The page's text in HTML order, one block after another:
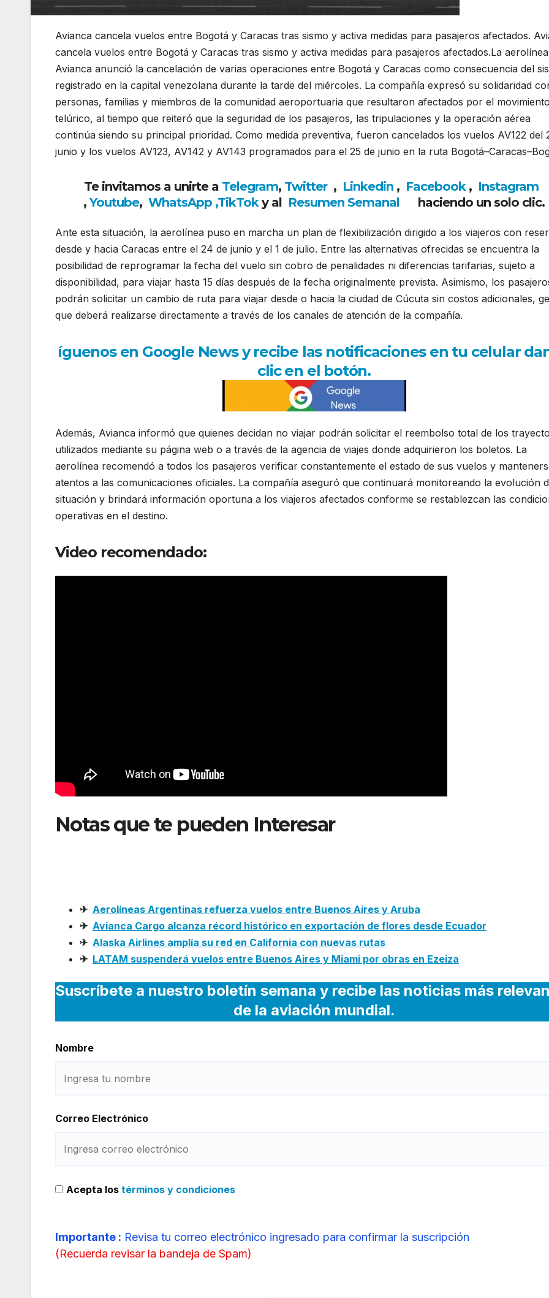
Avianca cancela vuelos entre Bogotá y Caracas tras sismo y activa medidas para pasajeros afectados.
cancela vuelos entre Bogotá y Caracas tras sismo y activa medidas para pasajeros afectados.La aerolínea
Avianca anunció la cancelación de varias operaciones entre Bogotá y Caracas como consecuencia del
registrado en la capital venezolana durante la tarde del miércoles. La compañía expresó su solidaridad
personas, familias y miembros de la comunidad aeroportuaria que resultaron afectados por el movimiento
telúrico, al tiempo que reiteró que la seguridad de los pasajeros, las tripulaciones y la operación aérea
continúa siendo su principal prioridad. Como medida preventiva, fueron cancelados los vuelos AV122 del
junio y los vuelos AV123, AV142 y AV143 programados para el 25 de junio en la ruta
Te invitamos a unirte a Telegram, Twitter , Linkedin, Facebook, Instagram
,Youtube,WhatsApp ,TikToky al Resumen Semanal haciendo un solo clic.
Ante esta situación, la aerolínea puso en marcha un plan de flexibilización dirigido a los viajeros con
desde y hacia Caracas entre el 24 de junio y el 1 de julio. Entre las alternativas ofrecidas se encuentra la
posibilidad de reprogramar la fecha del vuelo sin cobro de penalidades ni diferencias tarifarias, sujeto a
disponibilidad, para viajar hasta 15 días después de la fecha originalmente prevista. Asimismo, los
podrán solicitar un cambio de ruta para viajar desde o hacia la ciudad de Cúcuta sin costos adicionales,
que deberá realizarse directamente a través de los canales de atención de la compañía.
íguenos en Google News y recibe las notificaciones en tu celular
clic en el botón.
Además, Avianca informó que quienes decidan no viajar podrán solicitar el reembolso total de los
utilizados mediante su página web o a través de la agencia de viajes donde adquirieron los boletos. La
aerolínea recomendó a todos los pasajeros verificar constantemente el estado de sus vuelos y
atentos a las comunicaciones oficiales. La compañía aseguró que continuará monitoreando la evolución
situación y brindará información oportuna a los viajeros afectados conforme se restablezcan las
operativas en el destino.
Video recomendado:
Notas que te pueden Interesar: Avianca cancela vuelos
✈ Aerolíneas Argentinas refuerza vuelos entre Buenos Aires y Aruba
✈ Avianca Cargo alcanza récord histórico en exportación de flores desde Ecuador
✈ Alaska Airlines amplía su red en California con nuevas rutas
✈ LATAM suspenderá vuelos entre Buenos Aires y Miami por obras en Ezeiza
Suscríbete a nuestro boletín semana y recibe las noticias más
de la aviación mundial.
Nombre
Correo Electrónico
Acepta los términos y condiciones
Importante : Revisa tu correo electrónico ingresado para confirmar la suscripción
(Recuerda revisar la bandeja de Spam)